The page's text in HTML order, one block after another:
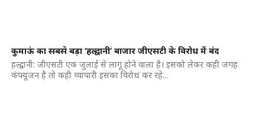
कुमाऊं का सबसे बड़ा ‘हल्द्वानी’ बाजार जीएसटी के विरोध में बंद
हल्द्वानी: जीएसटी एक जुलाई से लागू होने वाला है। इसको लेकर कही जगह
कंफ्यूजन है तो कही व्यापारी इसका विरोध कर रहे...